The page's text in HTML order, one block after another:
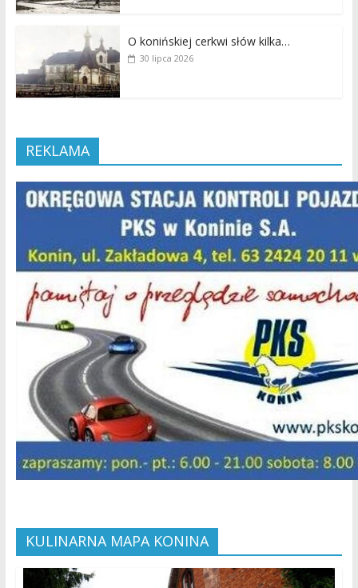
O konińskiej cerkwi słów kilka…
30 lipca 2026
REKLAMA
KULINARNA MAPA KONINA